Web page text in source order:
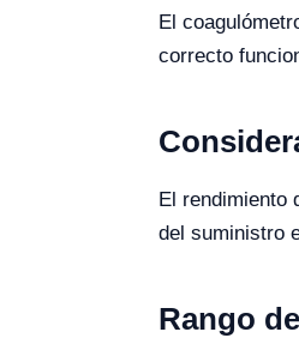
El
correcto
El rendimiento
del suministro
Rango